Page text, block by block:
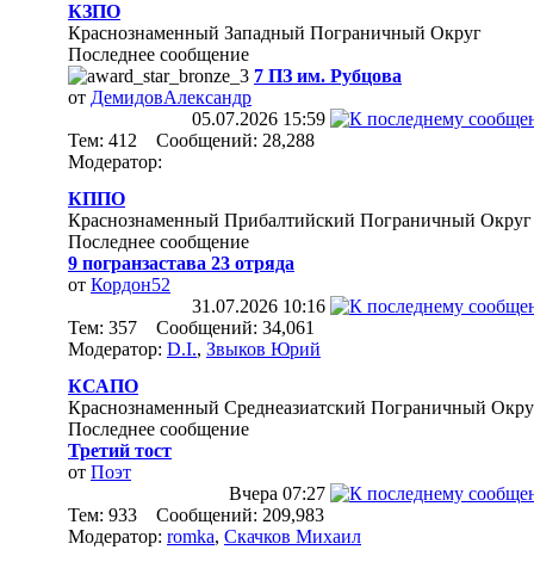
КЗПО
Краснознаменный Западный Пограничный Округ
Последнее сообщение
7 ПЗ им. Рубцова
от ДемидовАлександр
05.07.2026 15:59
Тем: 412 Сообщений: 28,288
Модератор:
КППО
Краснознаменный Прибалтийский Пограничный Округ
Последнее сообщение
9 погранзастава 23 отряда
от Кордон52
31.07.2026 10:16
Тем: 357 Сообщений: 34,061
Модератор: D.I., Звыков Юрий
КСАПО
Краснознаменный Среднеазиатский Пограничный
Последнее сообщение
Третий тост
от Поэт
Вчера 07:27
Тем: 933 Сообщений: 209,983
Модератор: romka, Скачков Михаил